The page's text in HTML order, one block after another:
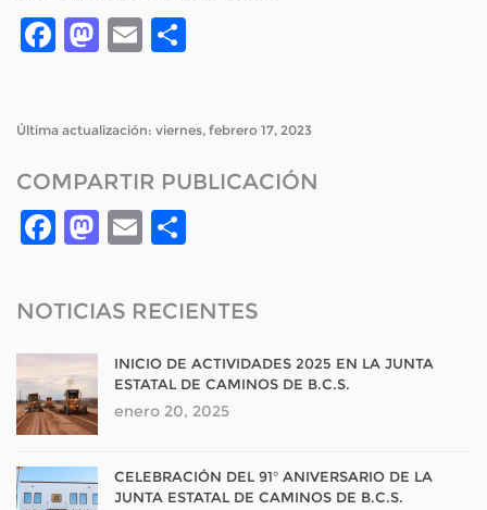
Facebook
Mastodon
Email
Última actualización: viernes, febrero 17, 2023
COMPARTIR PUBLICACIÓN
Facebook
Mastodon
Email
NOTICIAS RECIENTES
INICIO DE ACTIVIDADES 2025 EN LA JUNTA
ESTATAL DE CAMINOS DE B.C.S.
enero 20, 2025
CELEBRACIÓN DEL 91° ANIVERSARIO DE LA
JUNTA ESTATAL DE CAMINOS DE B.C.S.